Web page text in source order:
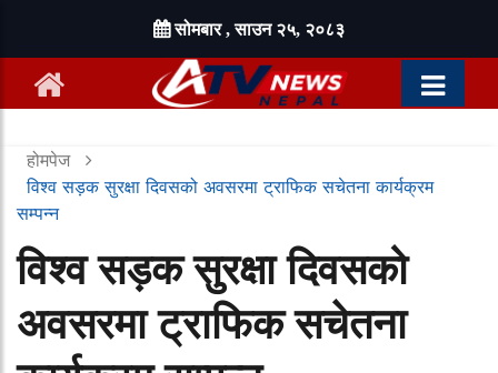
सोमबार , साउन २५, २०८३
होमपेज
विश्व सड़क सुरक्षा दिवसको अवसरमा ट्राफिक सचेतना कार्यक्रम
सम्पन्न
विश्व सड़क सुरक्षा दिवसको
अवसरमा ट्राफिक सचेतना